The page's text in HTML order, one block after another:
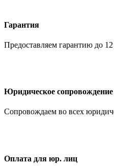
Гарантия
Предоставляем гарантию до 12
Юридическое сопровождение
Сопровождаем во всех
Оплата для юр. лиц